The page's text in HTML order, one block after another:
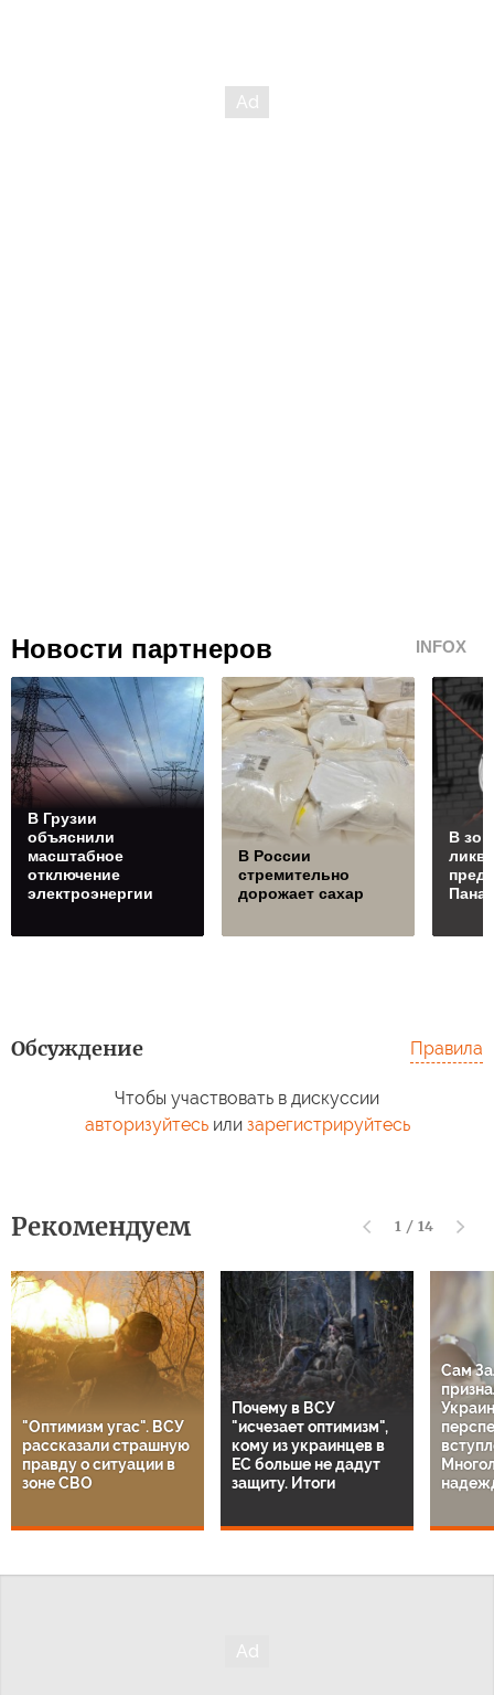
Новости партнеров INFOX
В Грузии
объяснили
масштабное
отключение
электроэнергии
В России
стремительно
дорожает сахар
В
Обсуждение Правила
Чтобы участвовать в дискуссии
авторизуйтесьили зарегистрируйтесь
Рекомендуем 1 / 14
"Оптимизм угас". ВСУ
рассказали страшную
правду о ситуации в
зоне СВО
Почему в ВСУ
"исчезает оптимизм",
кому из украинцев в
ЕС больше не дадут
защиту. Итоги
Сам